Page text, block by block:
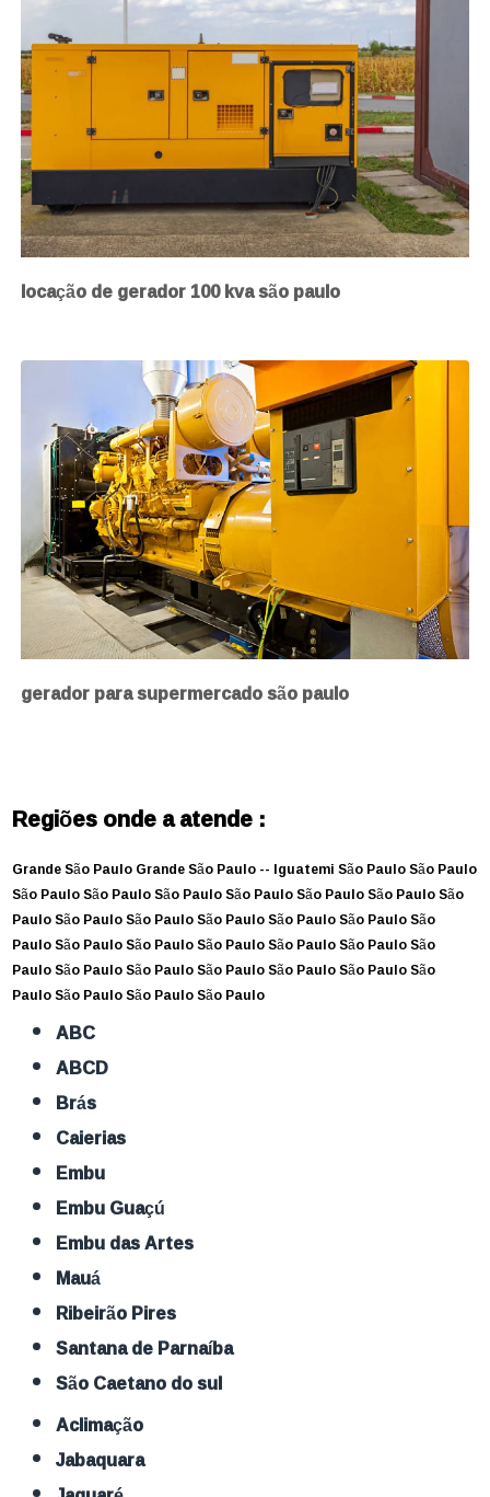
locação de gerador 100 kva são paulo
gerador para supermercado são paulo
Regiões onde a atende :
Grande São PauloGrande São Paulo -- IguatemiSão PauloSão Paulo
São PauloSão PauloSão PauloSão PauloSão PauloSão PauloSão
PauloSão PauloSão PauloSão PauloSão PauloSão PauloSão
PauloSão PauloSão PauloSão PauloSão PauloSão PauloSão
PauloSão PauloSão PauloSão PauloSão PauloSão PauloSão
PauloSão PauloSão PauloSão Paulo
ABC
ABCD
Brás
Caierias
Embu
Embu Guaçú
Embu das Artes
Mauá
Ribeirão Pires
Santana de Parnaíba
São Caetano do sul
Aclimação
Jabaquara